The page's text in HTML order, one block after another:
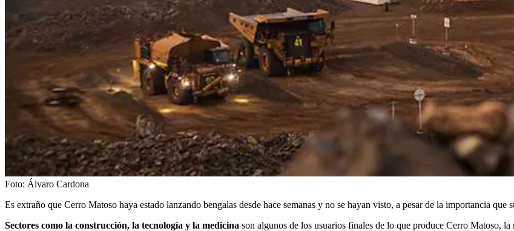
Foto: Álvaro Cardona
Es extraño que Cerro Matoso haya estado lanzando bengalas desde hace semanas y no se hayan visto, a pesar de la importancia que
Sectores como la construcción, la tecnología y la medicina son algunos de los usuarios finales de lo que produce Cerro Matoso,